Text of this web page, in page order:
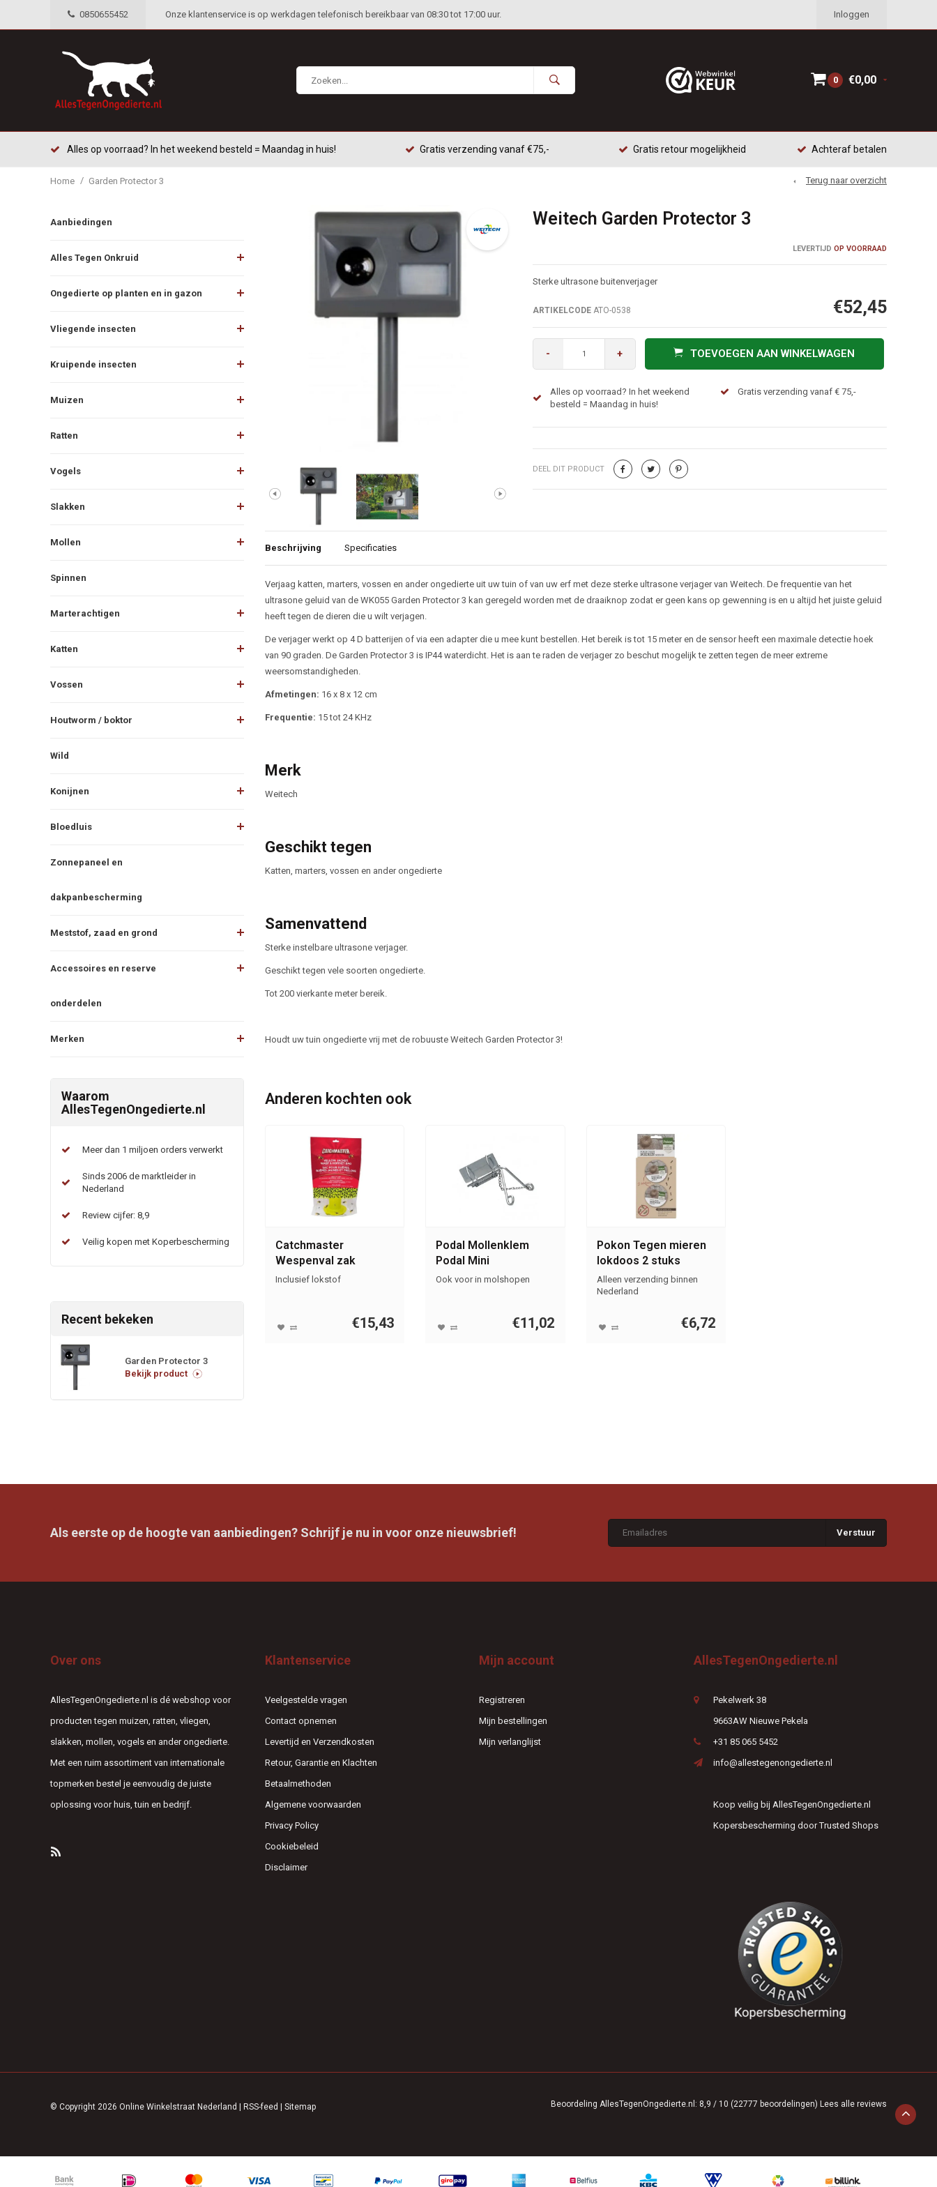
0850655452 Onze klantenservice is op werkdagen telefonisch bereikbaar van 08:30 tot 17:00 uur. Inloggen
0 €0,00
Alles op voorraad? In het weekend besteld = Maandag in huis! Gratis verzending vanaf €75,- Gratis retour mogelijkheid Achteraf betalen
Home / Garden Protector 3 Terug naar overzicht
Aanbiedingen
Alles Tegen Onkruid
Ongedierte op planten en in gazon
Vliegende insecten
Kruipende insecten
Muizen
Ratten
Vogels
Slakken
Mollen
Spinnen
Marterachtigen
Katten
Vossen
Houtworm / boktor
Wild
Konijnen
Bloedluis
Zonnepaneel en
dakpanbescherming
Meststof, zaad en grond
Accessoires en reserve
onderdelen
Merken
Waarom
AllesTegenOngedierte.nl
Meer dan 1 miljoen orders verwerkt
Sinds 2006 de marktleider in
Nederland
Review cijfer: 8,9
Veilig kopen met Koperbescherming
Recent bekeken
Garden Protector 3
Bekijk product
Weitech Garden Protector 3
LEVERTIJD OP VOORRAAD
Sterke ultrasone buitenverjager
ARTIKELCODEATO-0538 €52,45
- + TOEVOEGEN AAN WINKELWAGEN
Alles op voorraad? In het weekend
besteld = Maandag in huis!
Gratis verzending vanaf € 75,-
DEEL DIT PRODUCT
Beschrijving Specificaties
Beschrijving
Verjaag katten, marters, vossen en ander ongedierte uit uw tuin of van uw erf met deze sterke ultrasone verjager van Weitech. De frequentie van het
ultrasone geluid van de WK055 Garden Protector 3 kan geregeld worden met de draaiknop zodat er geen kans op gewenning is en u altijd het juiste geluid
heeft tegen de dieren die u wilt verjagen.
De verjager werkt op 4 D batterijen of via een adapter die u mee kunt bestellen. Het bereik is tot 15 meter en de sensor heeft een maximale detectie hoek
van 90 graden. De Garden Protector 3 is IP44 waterdicht. Het is aan te raden de verjager zo beschut mogelijk te zetten tegen de meer extreme
weersomstandigheden.
Afmetingen: 16 x 8 x 12 cm
Frequentie: 15 tot 24 KHz
Merk
Weitech
Geschikt tegen
Katten, marters, vossen en ander ongedierte
Samenvattend
Sterke instelbare ultrasone verjager.
Geschikt tegen vele soorten ongedierte.
Tot 200 vierkante meter bereik.
Houdt uw tuin ongedierte vrij met de robuuste Weitech Garden Protector 3!
Anderen kochten ook
Catchmaster
Wespenval zak
Inclusief lokstof
€15,43
Podal Mollenklem
Podal Mini
Ook voor in molshopen
€11,02
Pokon Tegen mieren
lokdoos 2 stuks
Alleen verzending binnen
Nederland
€6,72
Als eerste op de hoogte van aanbiedingen? Schrijf je nu in voor onze nieuwsbrief! Verstuur
Over ons
AllesTegenOngedierte.nl is dé webshop voor
producten tegen muizen, ratten, vliegen,
slakken, mollen, vogels en ander ongedierte.
Met een ruim assortiment van internationale
topmerken bestel je eenvoudig de juiste
oplossing voor huis, tuin en bedrijf.
Klantenservice
Veelgestelde vragen
Contact opnemen
Levertijd en Verzendkosten
Retour, Garantie en Klachten
Betaalmethoden
Algemene voorwaarden
Privacy Policy
Cookiebeleid
Disclaimer
Mijn account
Registreren
Mijn bestellingen
Mijn verlanglijst
AllesTegenOngedierte.nl
Pekelwerk 38
9663AW Nieuwe Pekela
+31 85 065 5452
info@allestegenongedierte.nl
Koop veilig bij AllesTegenOngedierte.nl
Kopersbescherming door Trusted Shops
© Copyright 2026 Online Winkelstraat Nederland RSS-feed Sitemap Beoordeling AllesTegenOngedierte.nl : 8,9 / 10 (22777 beoordelingen) Lees alle reviews